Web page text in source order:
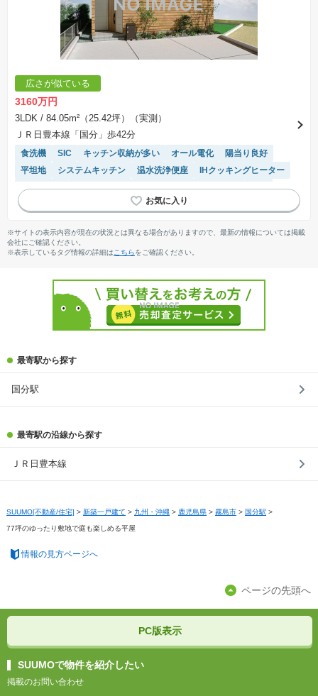
広さが似ている
3160万円
3LDK / 84.05m²（25.42坪）（実測）
ＪＲ日豊本線「国分」歩42分
食洗機 SIC キッチン収納が多い オール電化
陽当り良好
平坦地
システムキッチン 温水洗浄便座
IHクッキングヒーター
浴室乾燥機
対面キッチン モニター付きインターホン WIC
※サイトの表示内容が現在の状況とは異なる場合がありますので、最新の情報については掲載
会社にご確認ください。
※表示しているタグ情報の詳細は こちらをご確認ください。
最寄駅から探す
国分駅
最寄駅の沿線から探す
ＪＲ日豊本線
SUUMO[不動産/住宅] > 新築一戸建て > 九州・沖縄 > 鹿児島県 > 霧島市 > 国分駅 >
77坪のゆったり敷地で庭も楽しめる平屋
情報の見方ページへ
ページの先頭へ
PC版表示
SUUMOで物件を紹介したい
掲載のお問い合わせ